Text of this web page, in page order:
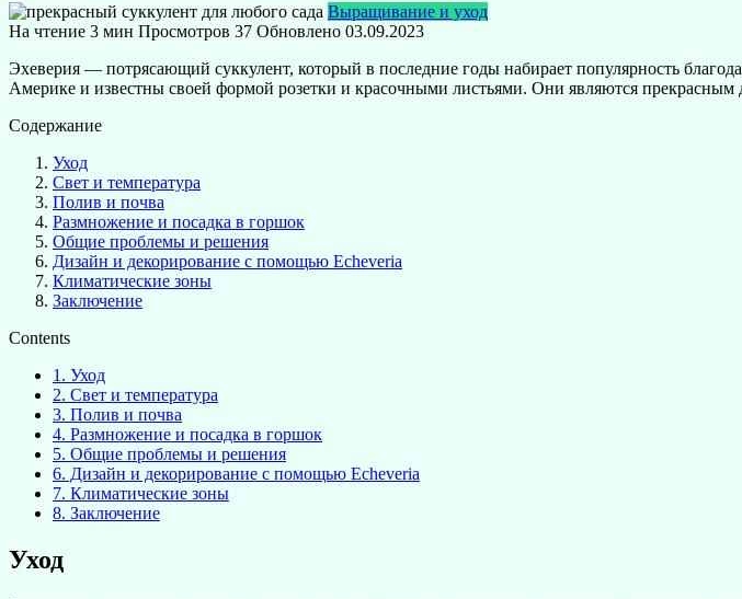
Выращивание и уход
На чтение 3 мин Просмотров 37 Обновлено 03.09.2023
Эхеверия — потрясающий суккулент, который в последние годы набирает популярность
Америке и известны своей формой розетки и красочными листьями. Они являются
Содержание
Уход
Свет и температура
Полив и почва
Размножение и посадка в горшок
Общие проблемы и решения
Дизайн и декорирование с помощью Echeveria
Климатические зоны
Заключение
Contents
1. Уход
2. Свет и температура
3. Полив и почва
4. Размножение и посадка в горшок
5. Общие проблемы и решения
6. Дизайн и декорирование с помощью Echeveria
7. Климатические зоны
8. Заключение
Уход